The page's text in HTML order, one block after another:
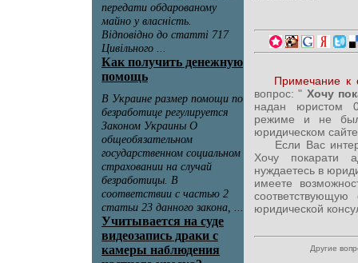
Примечание к
вопрос: " Хочу
надан юристом
режиме и не
юридическом
Если Вас
Хочу
нуждаетесь в
имеете
юридической
Другие